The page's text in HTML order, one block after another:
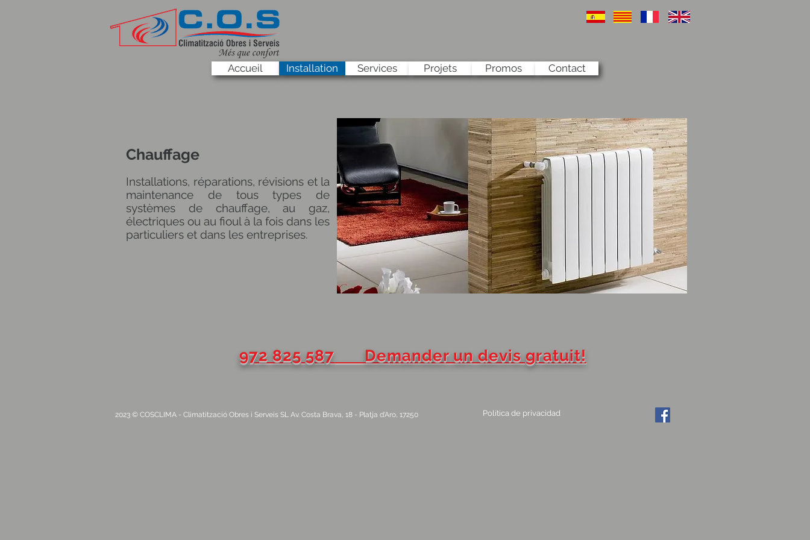
Accueil Installation Services Projets Promos Contact
Chauffage
Installations, réparations, révisions et la
maintenance de tous types de
systèmes de chauffage, au gaz,
électriques ou au fioul à la fois dans les
particuliers et dans les entreprises.
972 825 587 Demander un devis gratuit!
2023 © COSCLIMA - Climatització Obres i Serveis SL Av. Costa Brava, 18 - Platja d'Aro, 17250 Política de privacidad